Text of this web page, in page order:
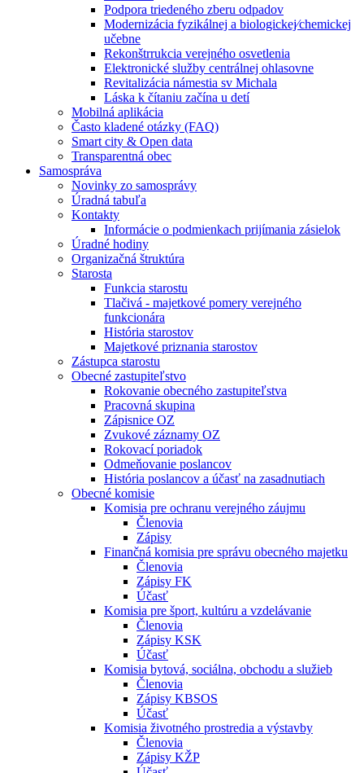
Podpora triedeného zberu odpadov
Modernizácia fyzikálnej a biologickej⁄chemickej
učebne
Rekonštrrukcia verejného osvetlenia
Elektronické služby centrálnej ohlasovne
Revitalizácia námestia sv Michala
Láska k čítaniu začína u detí
Mobilná aplikácia
Často kladené otázky (FAQ)
Smart city & Open data
Transparentná obec
Samospráva
Novinky zo samosprávy
Úradná tabuľa
Kontakty
Informácie o podmienkach prijímania zásielok
Úradné hodiny
Organizačná štruktúra
Starosta
Funkcia starostu
Tlačivá - majetkové pomery verejného
funkcionára
História starostov
Majetkové priznania starostov
Zástupca starostu
Obecné zastupiteľstvo
Rokovanie obecného zastupiteľstva
Pracovná skupina
Zápisnice OZ
Zvukové záznamy OZ
Rokovací poriadok
Odmeňovanie poslancov
História poslancov a účasť na zasadnutiach
Obecné komisie
Komisia pre ochranu verejného záujmu
Členovia
Zápisy
Finančná komisia pre správu obecného majetku
Členovia
Zápisy FK
Účasť
Komisia pre šport, kultúru a vzdelávanie
Členovia
Zápisy KSK
Účasť
Komisia bytová, sociálna, obchodu a služieb
Členovia
Zápisy KBSOS
Účasť
Komisia životného prostredia a výstavby
Členovia
Zápisy KŽP